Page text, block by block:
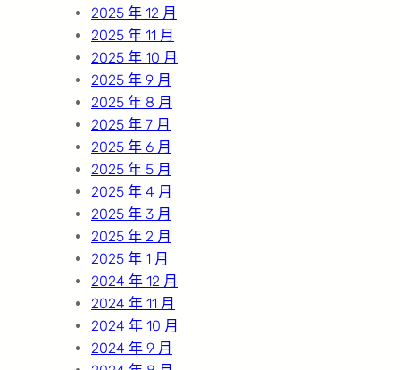
2025 年 12 月
2025 年 11 月
2025 年 10 月
2025 年 9 月
2025 年 8 月
2025 年 7 月
2025 年 6 月
2025 年 5 月
2025 年 4 月
2025 年 3 月
2025 年 2 月
2025 年 1 月
2024 年 12 月
2024 年 11 月
2024 年 10 月
2024 年 9 月